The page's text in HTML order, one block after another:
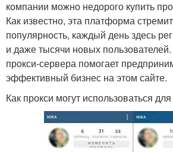
компании можно недорого купить
Как известно, эта платформа
популярность, каждый день здесь
и даже тысячи новых
прокси-сервера помогает
эффективный бизнес на этом сайте.
Как прокси могут использоваться